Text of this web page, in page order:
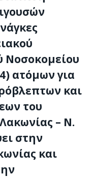
Νοσοκομείου
ατόμων για
και
του
– Ν.
στην
και